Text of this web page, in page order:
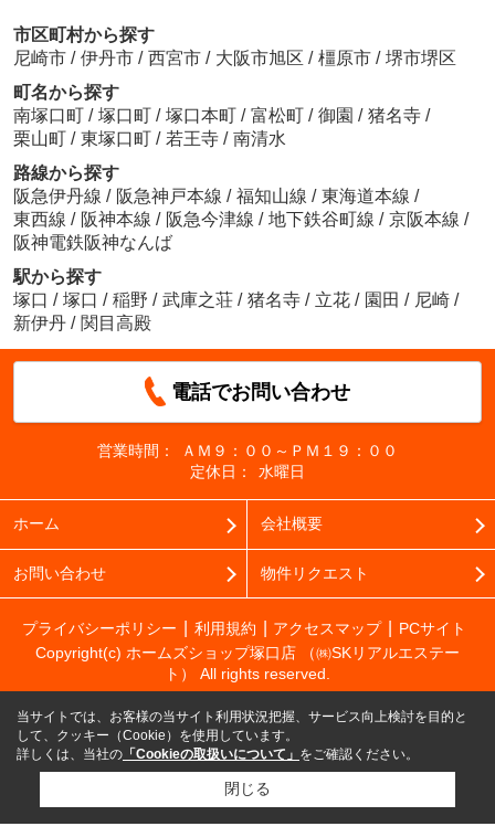
市区町村から探す
尼崎市 / 伊丹市 / 西宮市 / 大阪市旭区 / 橿原市 / 堺市堺区
町名から探す
南塚口町 / 塚口町 / 塚口本町 / 富松町 / 御園 / 猪名寺 /
栗山町 / 東塚口町 / 若王寺 / 南清水
路線から探す
阪急伊丹線 / 阪急神戸本線 / 福知山線 / 東海道本線 /
東西線 / 阪神本線 / 阪急今津線 / 地下鉄谷町線 / 京阪本線 /
阪神電鉄阪神なんば
駅から探す
塚口 / 塚口 / 稲野 / 武庫之荘 / 猪名寺 / 立花 / 園田 / 尼崎 /
新伊丹 / 関目高殿
電話でお問い合わせ
営業時間：
ＡＭ９：００～ＰＭ１９：００
定休日：
水曜日
ホーム 会社概要
お問い合わせ 物件リクエスト
プライバシーポリシー 利用規約 アクセスマップ
PCサイト
Copyright(c) ホームズショップ塚口店 （㈱SKリアルエステー
ト） All rights reserved.
当サイトでは、お客様の当サイト利用状況把握、サービス向上検討を目的と
して、クッキー（Cookie）を使用しています。
詳しくは、当社の 「Cookieの取扱いについて」 をご確認ください。
閉じる